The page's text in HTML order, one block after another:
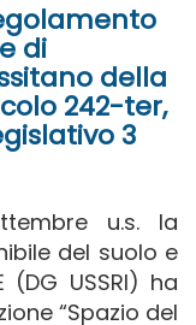
di
della
242-ter,
3
u.s. la
del suolo e
USSRI) ha
“Spazio del